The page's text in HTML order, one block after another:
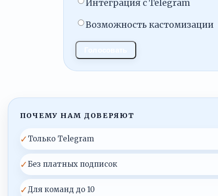
Интеграция с Telegram
Возможность кастомизации
ПОЧЕМУ НАМ ДОВЕРЯЮТ
✓ Только Telegram
✓Без платных подписок
✓Для команд до 10